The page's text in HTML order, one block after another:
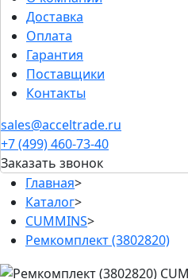
Доставка
Оплата
Гарантия
Поставщики
Контакты
sales@acceltrade.ru
+7 (499) 460-73-40
Заказать звонок
Главная>
Каталог>
CUMMINS>
Ремкомплект (3802820)